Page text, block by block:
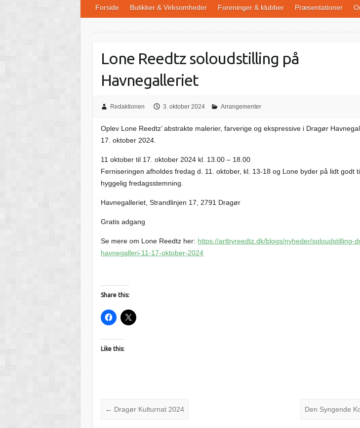
Forside Butikker & Virksomheder Foreninger & klubber Præsentationer
Lone Reedtz soloudstilling på
Havnegalleriet
Redaktionen 3. oktober 2024 Arrangementer
Oplev Lone Reedtz’ abstrakte malerier, farverige og ekspressive i Dragør
17. oktober 2024.
11 oktober til 17. oktober 2024 kl. 13.00 – 18.00
Ferniseringen afholdes fredag d. 11. oktober, kl. 13-18 og Lone byder på lidt godt
hyggelig fredagsstemning.
Havnegalleriet, Strandlinjen 17, 2791 Dragør
Gratis adgang
Se mere om Lone Reedtz her: https://artbyreedtz.dk/blogs/nyheder/soloudstilling-
havnegalleri-11-17-oktober-2024
Share this:
Like this:
← Dragør Kulturnat 2024 Den Syngende